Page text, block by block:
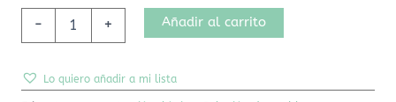
- + Añadir al carrito
Lo quiero añadir a mi lista